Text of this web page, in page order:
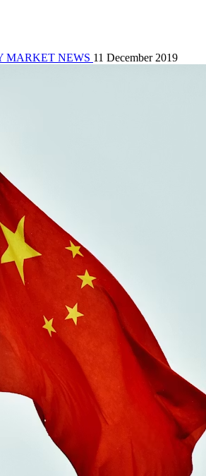
MARKET NEWS 11 December 2019